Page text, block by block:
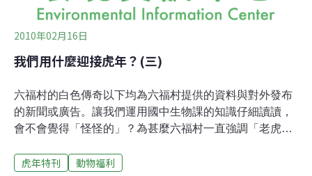
2010年02月16日
我們用什麼迎接虎年？(三)
六福村的白色傳奇以下均為六福村提供的資料與對外發布
的新聞或廣告。讓我們運用國中生物課的知識仔細讀讀，
會不會覺得「怪怪的」？為甚麼六福村一直強調「老虎已
衍白老虎是重要的保育工作。然而，如果「在生物的分類
虎年特刊 動物福利